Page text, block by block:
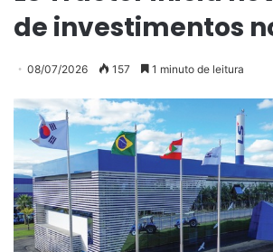
de investimentos
08/07/2026 157 1 minuto de leitura